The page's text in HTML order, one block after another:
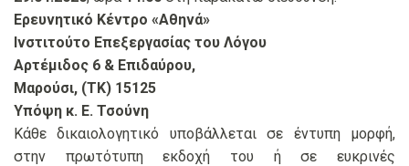
Ερευνητικό Κέντρο «Αθηνά»
Ινστιτούτο Επεξεργασίας του Λόγου
Αρτέμιδος 6 & Επιδαύρου,
Μαρούσι, (ΤΚ) 15125
Υπόψη κ. Ε. Τσούνη
Κάθε δικαιολογητικό υποβάλλεται σε έντυπη μορφή,
στην πρωτότυπη εκδοχή του ή σε ευκρινές